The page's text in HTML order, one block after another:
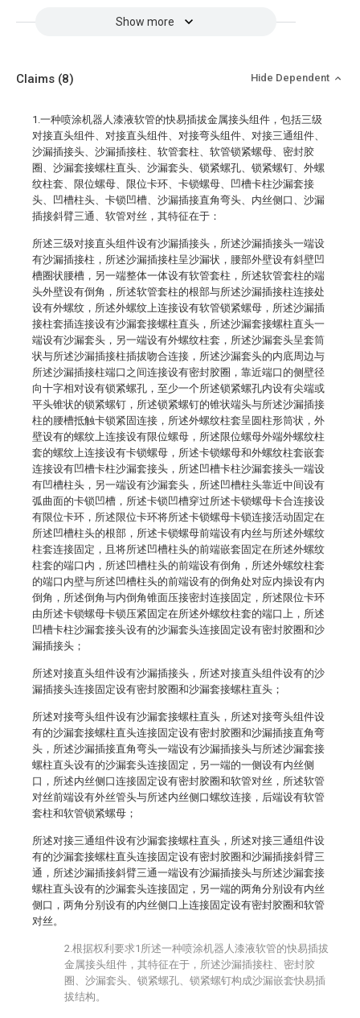
Show more
Claims (8) Hide Dependent
1.一种喷涂机器人漆液软管的快易插拔金属接头组件，包括三级
对接直头组件、对接直头组件、对接弯头组件、对接三通组件、
沙漏插接头、沙漏插接柱、软管套柱、软管锁紧螺母、密封胶
圈、沙漏套接螺柱直头、沙漏套头、锁紧螺孔、锁紧螺钉、外螺
纹柱套、限位螺母、限位卡环、卡锁螺母、凹槽卡柱沙漏套接
头、凹槽柱头、卡锁凹槽、沙漏插接直角弯头、内丝侧口、沙漏
插接斜臂三通、软管对丝，其特征在于：
所述三级对接直头组件设有沙漏插接头，所述沙漏插接头一端设
有沙漏插接柱，所述沙漏插接柱呈沙漏状，腰部外壁设有斜壁凹
槽圈状腰槽，另一端整体一体设有软管套柱，所述软管套柱的端
头外壁设有倒角，所述软管套柱的根部与所述沙漏插接柱连接处
设有外螺纹，所述外螺纹上连接设有软管锁紧螺母，所述沙漏插
接柱套插连接设有沙漏套接螺柱直头，所述沙漏套接螺柱直头一
端设有沙漏套头，另一端设有外螺纹柱套，所述沙漏套头呈套筒
状与所述沙漏插接柱插拔吻合连接，所述沙漏套头的内底周边与
所述沙漏插接柱端口之间连接设有密封胶圈，靠近端口的侧壁径
向十字相对设有锁紧螺孔，至少一个所述锁紧螺孔内设有尖端或
平头锥状的锁紧螺钉，所述锁紧螺钉的锥状端头与所述沙漏插接
柱的腰槽抵触卡锁紧固连接，所述外螺纹柱套呈圆柱形筒状，外
壁设有的螺纹上连接设有限位螺母，所述限位螺母外端外螺纹柱
套的螺纹上连接设有卡锁螺母，所述卡锁螺母和外螺纹柱套嵌套
连接设有凹槽卡柱沙漏套接头，所述凹槽卡柱沙漏套接头一端设
有凹槽柱头，另一端设有沙漏套头，所述凹槽柱头靠近中间设有
弧曲面的卡锁凹槽，所述卡锁凹槽穿过所述卡锁螺母卡合连接设
有限位卡环，所述限位卡环将所述卡锁螺母卡锁连接活动固定在
所述凹槽柱头的根部，所述卡锁螺母前端设有内丝与所述外螺纹
柱套连接固定，且将所述凹槽柱头的前端嵌套固定在所述外螺纹
柱套的端口内，所述凹槽柱头的前端设有倒角，所述外螺纹柱套
的端口内壁与所述凹槽柱头的前端设有的倒角处对应内操设有内
倒角，所述倒角与内倒角锥面压接密封连接固定，所述限位卡环
由所述卡锁螺母卡锁压紧固定在所述外螺纹柱套的端口上，所述
凹槽卡柱沙漏套接头设有的沙漏套头连接固定设有密封胶圈和沙
漏插接头；
所述对接直头组件设有沙漏插接头，所述对接直头组件设有的沙
漏插接头连接固定设有密封胶圈和沙漏套接螺柱直头；
所述对接弯头组件设有沙漏套接螺柱直头，所述对接弯头组件设
有的沙漏套接螺柱直头连接固定设有密封胶圈和沙漏插接直角弯
头，所述沙漏插接直角弯头一端设有沙漏插接头与所述沙漏套接
螺柱直头设有的沙漏套头连接固定，另一端的一侧设有内丝侧
口，所述内丝侧口连接固定设有密封胶圈和软管对丝，所述软管
对丝前端设有外丝管头与所述内丝侧口螺纹连接，后端设有软管
套柱和软管锁紧螺母；
所述对接三通组件设有沙漏套接螺柱直头，所述对接三通组件设
有的沙漏套接螺柱直头连接固定设有密封胶圈和沙漏插接斜臂三
通，所述沙漏插接斜臂三通一端设有沙漏插接头与所述沙漏套接
螺柱直头设有的沙漏套头连接固定，另一端的两角分别设有内丝
侧口，两角分别设有的内丝侧口上连接固定设有密封胶圈和软管
对丝。
2.根据权利要求1所述一种喷涂机器人漆液软管的快易插拔
金属接头组件，其特征在于，所述沙漏插接柱、密封胶
圈、沙漏套头、锁紧螺孔、锁紧螺钉构成沙漏嵌套快易插
拔结构。